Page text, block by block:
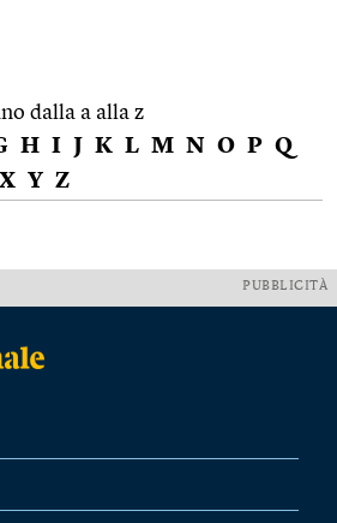
dalla a alla z
H I J K L M N O P Q
X Y Z
PUBBLICITÀ